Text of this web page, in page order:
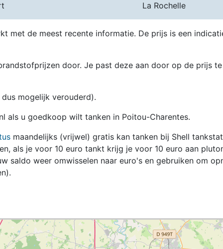
La Rochelle
met de meest recente informatie. De prijs is een
door. Je past deze aan door op de prijs te
mogelijk verouderd).
als u goedkoop wilt tanken in Poitou-Charentes.
maandelijks (vrijwel) gratis kan tanken bij Shell
als je voor 10 euro tankt krijg je voor 10 euro aan
saldo weer omwisselen naar euro's en gebruiken om